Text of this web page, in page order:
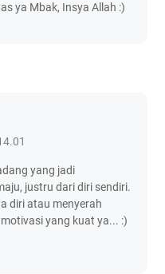
ya Mbak, Insya Allah :)
yang jadi
justru dari diri sendiri.
diri atau menyerah
yang kuat ya... :)